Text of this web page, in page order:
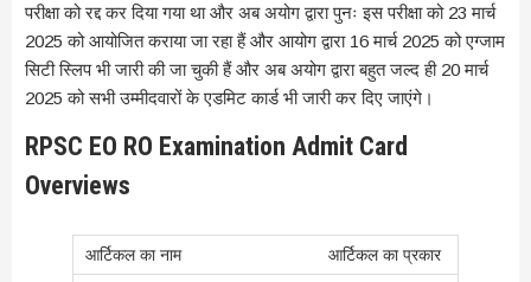
परीक्षा को रद्द कर दिया गया था और अब अयोग द्वारा पुनः इस परीक्षा को 23 मार्च
2025 को आयोजित कराया जा रहा हैं और आयोग द्वारा 16 मार्च 2025 को एग्जाम
सिटी स्लिप भी जारी की जा चुकी हैं और अब अयोग द्वारा बहुत जल्द ही 20 मार्च
2025 को सभी उम्मीदवारों के एडमिट कार्ड भी जारी कर दिए जाएंगे।
RPSC EO RO Examination Admit Card
Overviews
आर्टिकल का प्रकार